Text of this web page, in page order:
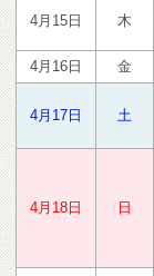
4月15日 木
4月16日 金
4月17日 土
4月18日 日